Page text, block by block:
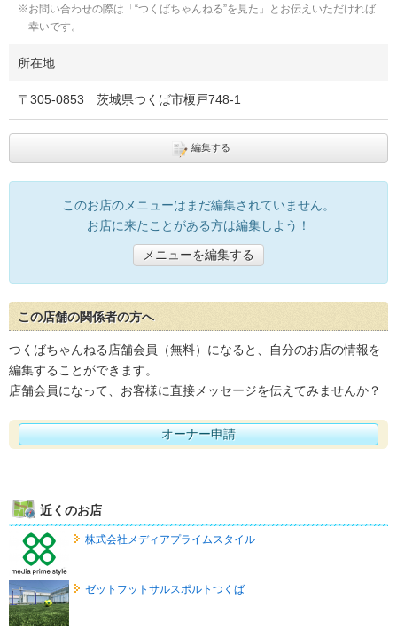
お問い合わせの際は「“つくばちゃんねる”を見た」とお伝えいただければ
幸いです。
所在地
〒 305-0853 茨城県つくば市榎戸748-1
編集する
このお店のメニューはまだ編集されていません。
お店に来たことがある方は編集しよう！
メニューを編集する
この店舗の関係者の方へ
つくばちゃんねる店舗会員（無料）になると、自分のお店の情報を
編集することができます。
店舗会員になって、お客様に直接メッセージを伝えてみませんか？
オーナー申請
近くのお店
株式会社メディアプライムスタイル
ゼットフットサルスポルトつくば